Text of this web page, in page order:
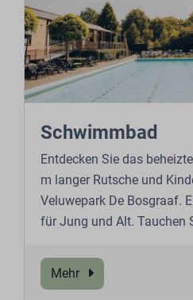
Schwimmbad
Entdecken Sie das
m langer Rutsche und
Veluwepark De Bosgraaf.
für Jung und Alt. Tauchen
Mehr